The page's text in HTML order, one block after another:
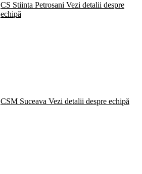
CS Stiinta Petrosani Vezi detalii despre
echipă
CSM Suceava Vezi detalii despre echipă